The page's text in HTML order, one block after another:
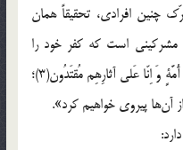
چنین افرادی، تحقیقاً همان
است که کفر خود را
چنین توجیه می‌کردند: «اِنّا وَجَدنا آبائَنا عَلی آُمَّةٍ وَ اِنّا عَلی آثارِهِم مُقتَدُون(3)؛
آن‌ها پیروی خواهیم کرد».